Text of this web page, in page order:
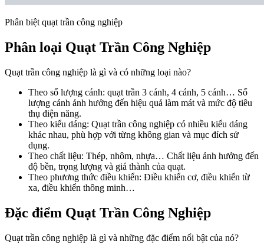
Phân biệt quạt trần công nghiệp
Phân loại Quạt Trần Công Nghiệp
Quạt trần công nghiệp là gì và có những loại nào?
Theo số lượng cánh: quạt trần 3 cánh, 4 cánh, 5 cánh… Số
lượng cánh ảnh hưởng đến hiệu quả làm mát và mức độ tiêu
thụ điện năng.
Theo kiểu dáng: Quạt trần công nghiệp có nhiều kiểu dáng
khác nhau, phù hợp với từng không gian và mục đích sử
dụng.
Theo chất liệu: Thép, nhôm, nhựa… Chất liệu ảnh hưởng đến
độ bền, trọng lượng và giá thành của quạt.
Theo phương thức điều khiển: Điều khiển cơ, điều khiển từ
xa, điều khiển thông minh…
Đặc điểm Quạt Trần Công Nghiệp
Quạt trần công nghiệp là gì và những đặc điểm nổi bật của nó?